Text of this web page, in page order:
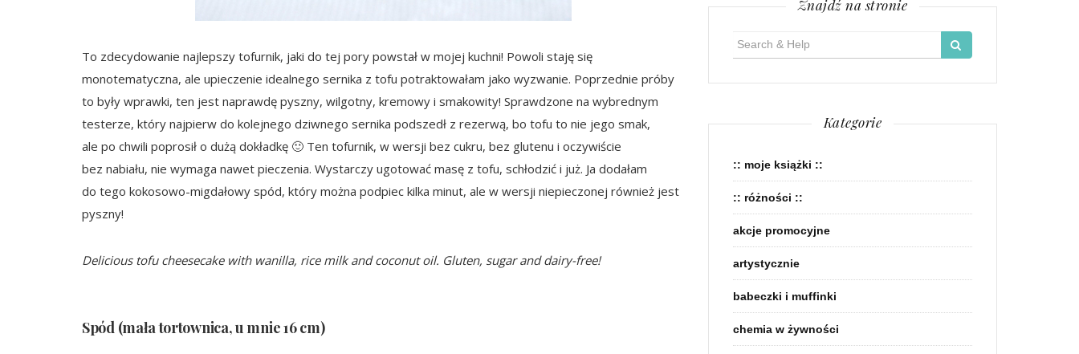
To zdecydowanie najlepszy tofurnik, jaki do tej pory powstał w mojej kuchni! Powoli staję się
monotematyczna, ale upieczenie idealnego sernika z tofu potraktowałam jako wyzwanie. Poprzednie próby
to były wprawki, ten jest naprawdę pyszny, wilgotny, kremowy i smakowity! Sprawdzone na wybrednym
testerze, który najpierw do kolejnego dziwnego sernika podszedł z rezerwą, bo tofu to nie jego smak,
ale po chwili poprosił o dużą dokładkę 🙂 Ten tofurnik, w wersji bez cukru, bez glutenu i oczywiście
bez nabiału, nie wymaga nawet pieczenia. Wystarczy ugotować masę z tofu, schłodzić i już. Ja dodałam
do tego kokosowo-migdałowy spód, który można podpiec kilka minut, ale w wersji niepieczonej również jest
pyszny!
Delicious tofu cheesecake with wanilla, rice milk and coconut oil. Gluten, sugar and dairy-free!
Spód (mała tortownica, u mnie 16 cm)
Znajdź na stronie
for:
Kategorie
:: moje książki ::
:: różności ::
akcje promocyjne
artystycznie
babeczki i muffinki
chemia w żywności